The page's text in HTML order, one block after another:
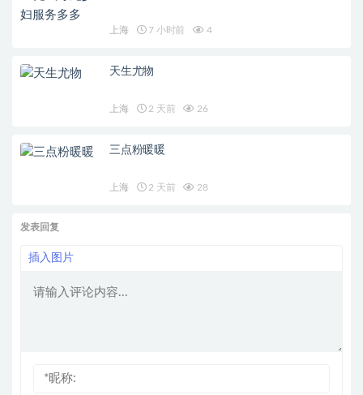
上海 7 小时前 4
天生尤物
上海 2 天前 26
三点粉暖暖
上海 2 天前 28
发表回复
插入图片